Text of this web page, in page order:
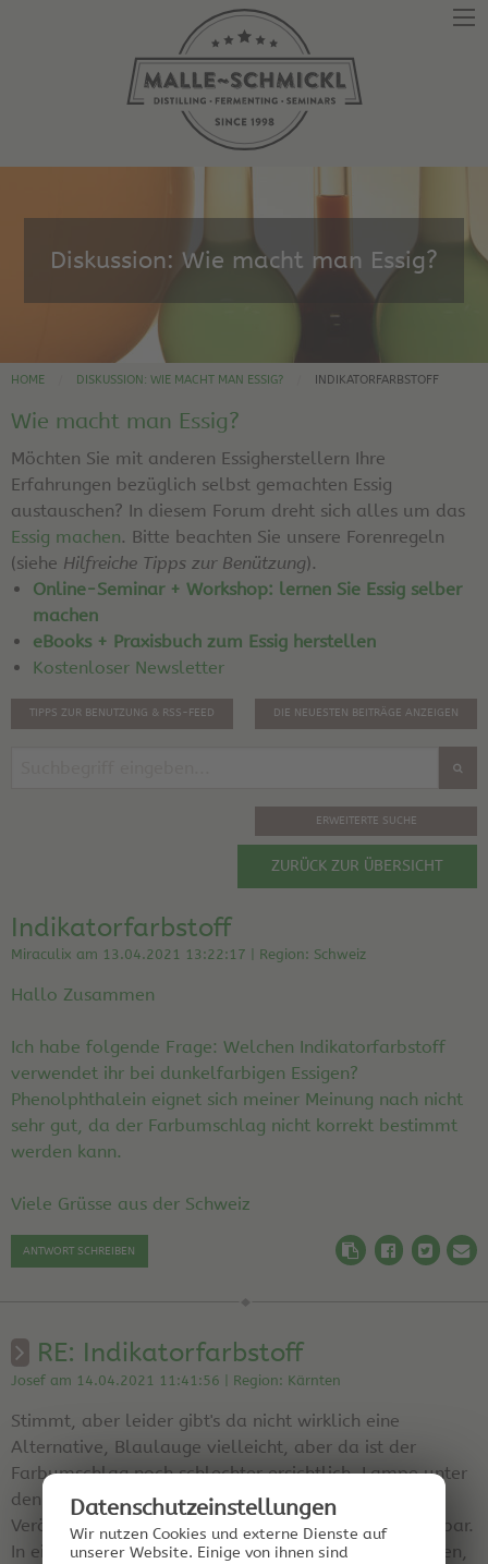
Datenschutz­einstellungen
Wir nutzen Cookies und externe Dienste auf
unserer Website. Einige von ihnen sind
Diskussion: Wie macht man Essig?
HOME DISKUSSION: WIE MACHT MAN ESSIG? INDIKATORFARBSTOFF
Wie macht man Essig?
Möchten Sie mit anderen Essigherstellern Ihre
Erfahrungen bezüglich selbst gemachten Essig
austauschen? In diesem Forum dreht sich alles um das
Essig machen. Bitte beachten Sie unsere Forenregeln
(siehe Hilfreiche Tipps zur Benützung).
Online-Seminar + Workshop: lernen Sie Essig selber
machen
eBooks + Praxisbuch zum Essig herstellen
Kostenloser Newsletter
TIPPS ZUR BENUTZUNG & RSS-FEED DIE NEUESTEN BEITRÄGE ANZEIGEN
ERWEITERTE SUCHE
ZURÜCK ZUR ÜBERSICHT
Indikatorfarbstoff
Miraculix am 13.04.2021 13:22:17 | Region: Schweiz
Hallo Zusammen
Ich habe folgende Frage: Welchen Indikatorfarbstoff
verwendet ihr bei dunkelfarbigen Essigen?
Phenolphthalein eignet sich meiner Meinung nach nicht
sehr gut, da der Farbumschlag nicht korrekt bestimmt
werden kann.
Viele Grüsse aus der Schweiz
ANTWORT SCHREIBEN
RE: Indikatorfarbstoff
Josef am 14.04.2021 11:41:56 | Region: Kärnten
Stimmt, aber leider gibt's da nicht wirklich eine
Alternative, Blaulauge vielleicht, aber da ist der
Farbumschlag noch schlechter ersichtlich. Lampe unter
den Rundkolben stellen, mit Licht von unten ist eine
Veränderung der Farbe der Flüssigkeit besser erkennbar.
In eine Probe mit Absicht zu viel Natronlauge schütten,